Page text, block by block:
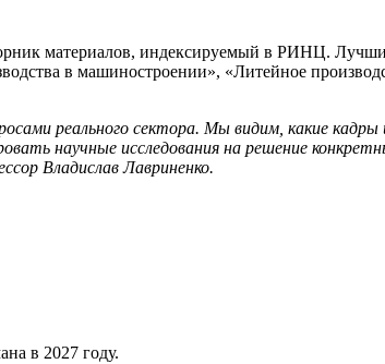
материалов, индексируемый в РИНЦ.
в машиностроении», «Литейное
реального сектора. Мы видим, какие
научные исследования на решение
Владислав Лавриненко.
в 2027 году.